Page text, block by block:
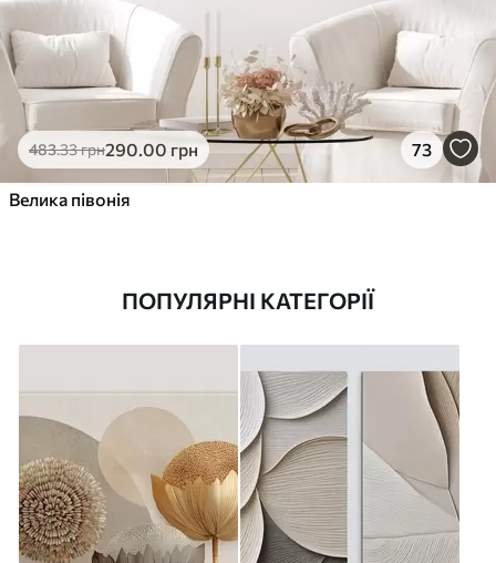
483.33грн290.00 грн 73
Велика півонія
ПОПУЛЯРНІ КАТЕГОРІЇ